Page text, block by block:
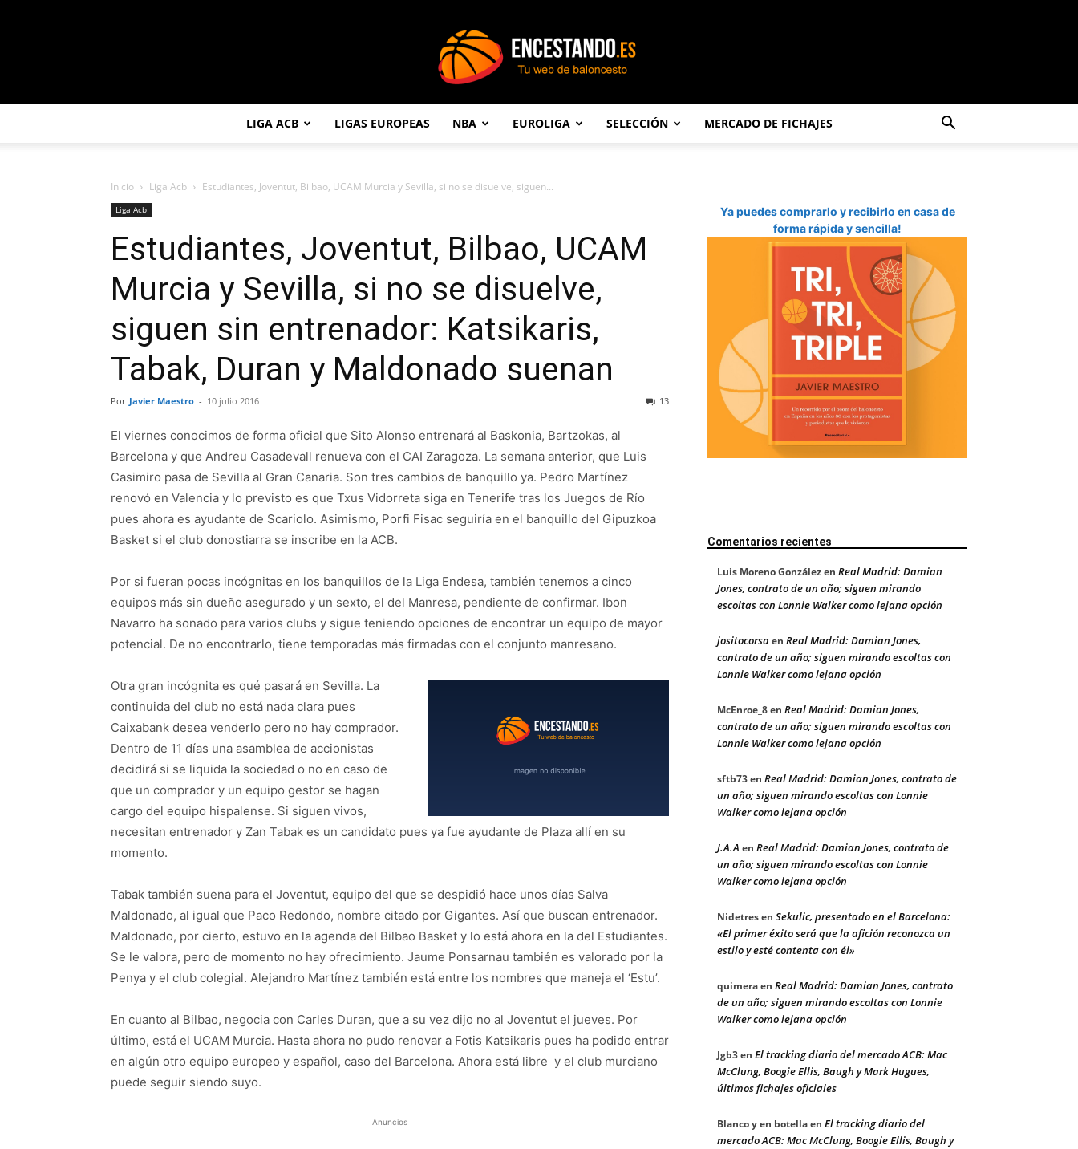
LIGA ACB LIGAS EUROPEAS NBA EUROLIGA SELECCIÓN MERCADO DE FICHAJES
Inicio Liga Acb Estudiantes, Joventut, Bilbao, UCAM Murcia y Sevilla, si no se disuelve, siguen...
Liga Acb
Estudiantes, Joventut, Bilbao, UCAM
Murcia y Sevilla, si no se disuelve,
siguen sin entrenador: Katsikaris,
Tabak, Duran y Maldonado suenan
Por Javier Maestro - 10 julio 2016 13
El viernes conocimos de forma oficial que Sito Alonso entrenará al Baskonia, Bartzokas, al
Barcelona y que Andreu Casadevall renueva con el CAI Zaragoza. La semana anterior, que Luis
Casimiro pasa de Sevilla al Gran Canaria. Son tres cambios de banquillo ya. Pedro Martínez
renovó en Valencia y lo previsto es que Txus Vidorreta siga en Tenerife tras los Juegos de Río
pues ahora es ayudante de Scariolo. Asimismo, Porfi Fisac seguiría en el banquillo del Gipuzkoa
Basket si el club donostiarra se inscribe en la ACB.
Por si fueran pocas incógnitas en los banquillos de la Liga Endesa, también tenemos a cinco
equipos más sin dueño asegurado y un sexto, el del Manresa, pendiente de confirmar. Ibon
Navarro ha sonado para varios clubs y sigue teniendo opciones de encontrar un equipo de mayor
potencial. De no encontrarlo, tiene temporadas más firmadas con el conjunto manresano.
Otra gran incógnita es qué pasará en Sevilla. La
continuida del club no está nada clara pues
Caixabank desea venderlo pero no hay comprador.
Dentro de 11 días una asamblea de accionistas
decidirá si se liquida la sociedad o no en caso de
que un comprador y un equipo gestor se hagan
cargo del equipo hispalense. Si siguen vivos,
necesitan entrenador y Zan Tabak es un candidato pues ya fue ayudante de Plaza allí en su
momento.
Tabak también suena para el Joventut, equipo del que se despidió hace unos días Salva
Maldonado, al igual que Paco Redondo, nombre citado por Gigantes. Así que buscan entrenador.
Maldonado, por cierto, estuvo en la agenda del Bilbao Basket y lo está ahora en la del Estudiantes.
Se le valora, pero de momento no hay ofrecimiento. Jaume Ponsarnau también es valorado por la
Penya y el club colegial. Alejandro Martínez también está entre los nombres que maneja el ‘Estu’.
En cuanto al Bilbao, negocia con Carles Duran, que a su vez dijo no al Joventut el jueves. Por
último, está el UCAM Murcia. Hasta ahora no pudo renovar a Fotis Katsikaris pues ha podido entrar
en algún otro equipo europeo y español, caso del Barcelona. Ahora está libre y el club murciano
puede seguir siendo suyo.
Anuncios
Ya puedes comprarlo y recibirlo en casa de
forma rápida y sencilla!
Comentarios recientes
Luis Moreno Gonzálezen Real Madrid: Damian
Jones, contrato de un año; siguen mirando
escoltas con Lonnie Walker como lejana opción
jositocorsaen Real Madrid: Damian Jones,
contrato de un año; siguen mirando escoltas con
Lonnie Walker como lejana opción
McEnroe_8en Real Madrid: Damian Jones,
contrato de un año; siguen mirando escoltas con
Lonnie Walker como lejana opción
sftb73en Real Madrid: Damian Jones, contrato de
un año; siguen mirando escoltas con Lonnie
Walker como lejana opción
J.A.A en Real Madrid: Damian Jones, contrato de
un año; siguen mirando escoltas con Lonnie
Walker como lejana opción
Nidetresen Sekulic, presentado en el Barcelona:
«El primer éxito será que la afición reconozca un
estilo y esté contenta con él»
quimeraen Real Madrid: Damian Jones, contrato
de un año; siguen mirando escoltas con Lonnie
Walker como lejana opción
Jgb3en El tracking diario del mercado ACB: Mac
McClung, Boogie Ellis, Baugh y Mark Hugues,
últimos fichajes oficiales
Blanco y en botellaen El tracking diario del
mercado ACB: Mac McClung, Boogie Ellis, Baugh y